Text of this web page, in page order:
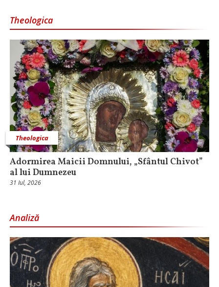
Theologica
Theologica
Adormirea Maicii Domnului, „Sfântul Chivot”
al lui Dumnezeu
31 Iul, 2026
Analiză